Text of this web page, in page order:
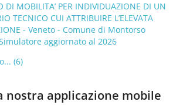
DI MOBILITA’ PER INDIVIDUAZIONE DI UN
TECNICO CUI ATTRIBUIRE L’ELEVATA
- Veneto - Comune di Montorso
aggiornato al 2026
(6)
nostra applicazione mobile